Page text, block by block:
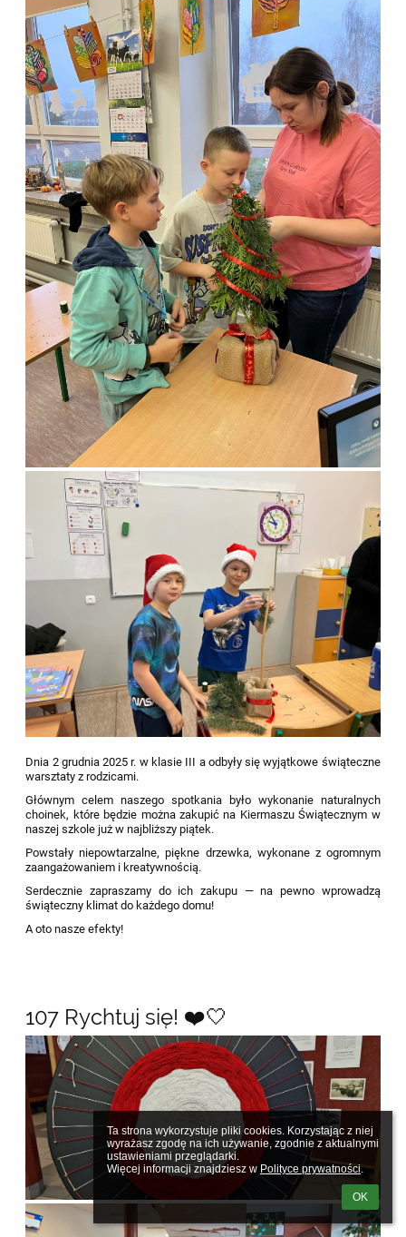
Ta strona wykorzystuje pliki cookies. Korzystając z niej
wyrażasz zgodę na ich używanie, zgodnie z aktualnymi
ustawieniami przeglądarki.
Więcej informacji znajdziesz w Polityce prywatności.
OK
Dnia 2 grudnia 2025 r. w klasie III a odbyły się wyjątkowe świąteczne
warsztaty z rodzicami.
Głównym celem naszego spotkania było wykonanie naturalnych
choinek, które będzie można zakupić na Kiermaszu Świątecznym w
naszej szkole już w najbliższy piątek.
Powstały niepowtarzalne, piękne drzewka, wykonane z ogromnym
zaangażowaniem i kreatywnością.
Serdecznie zapraszamy do ich zakupu — na pewno wprowadzą
świąteczny klimat do każdego domu!
A oto nasze efekty!
107 Rychtuj się! ❤️🤍